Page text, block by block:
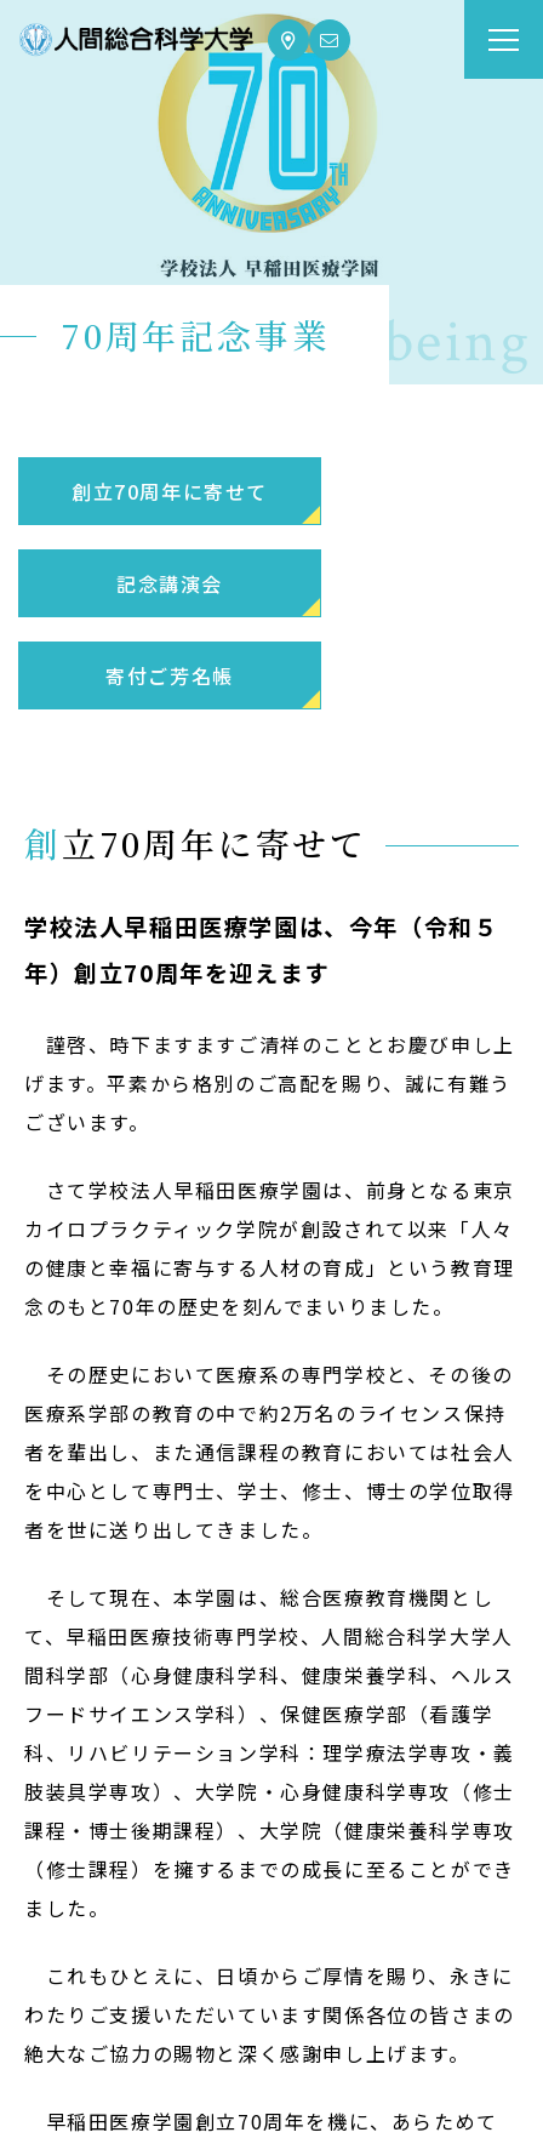
資格・就職
入試イベント
OpenCampus
アクセス
通信制
受験生の方
在学生の方
卒業生の方
大学院生の方・修了生の方
企業・病院の方
お問い合わせ
よくある質問
お知らせ
サイトポリシー
プライバシーポリシー
サイトマップ
教員等採用情報
UHASウォッチ
English
同窓会
公式SNS
for Well-being
70周年記念事業
創立70周年に寄せて
記念講演会
寄付ご芳名帳
創立70周年に寄せて
学校法人早稲田医療学園は、今年（令和５
年）創立70周年を迎えます
謹啓、時下ますますご清祥のこととお慶び申し上
げます。平素から格別のご高配を賜り、誠に有難う
ございます。
さて学校法人早稲田医療学園は、前身となる東京
カイロプラクティック学院が創設されて以来「人々
の健康と幸福に寄与する人材の育成」という教育理
念のもと70年の歴史を刻んでまいりました。
その歴史において医療系の専門学校と、その後の
医療系学部の教育の中で約2万名のライセンス保持
者を輩出し、また通信課程の教育においては社会人
を中心として専門士、学士、修士、博士の学位取得
者を世に送り出してきました。
そして現在、本学園は、総合医療教育機関とし
て、早稲田医療技術専門学校、人間総合科学大学人
間科学部（心身健康科学科、健康栄養学科、ヘルス
フードサイエンス学科）、保健医療学部（看護学
科、リハビリテーション学科：理学療法学専攻・義
肢装具学専攻）、大学院・心身健康科学専攻（修士
課程・博士後期課程）、大学院（健康栄養科学専攻
（修士課程）を擁するまでの成長に至ることができ
ました。
これもひとえに、日頃からご厚情を賜り、永きに
わたりご支援いただいています関係各位の皆さまの
絶大なご協力の賜物と深く感謝申し上げます。
早稲田医療学園創立70周年を機に、あらためて